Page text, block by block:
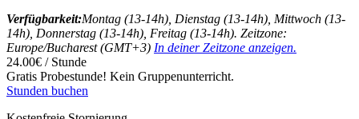
Verfügbarkeit:Montag (13-14h), Dienstag (13-14h), Mittwoch (13-
14h), Donnerstag (13-14h), Freitag (13-14h). Zeitzone:
Europe/Bucharest (GMT+3) In deiner Zeitzone anzeigen.
24.00€ / Stunde
Gratis Probestunde! Kein Gruppenunterricht.
Stunden buchen